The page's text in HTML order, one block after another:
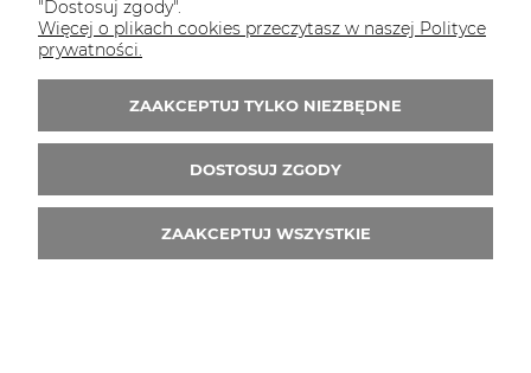
Zapraszamy do kontaktu:
telefonicznie od 11:00 do 16:00
lub
Tel.:
52 344 48 53
E-mail:sklep@studiotapet.pl
"Dostosuj zgody".
Więcej o plikach cookies przeczytasz w naszej Polityce
prywatności.
ZAAKCEPTUJ TYLKO NIEZBĘDNE
DOSTOSUJ ZGODY
ZAAKCEPTUJ WSZYSTKIE